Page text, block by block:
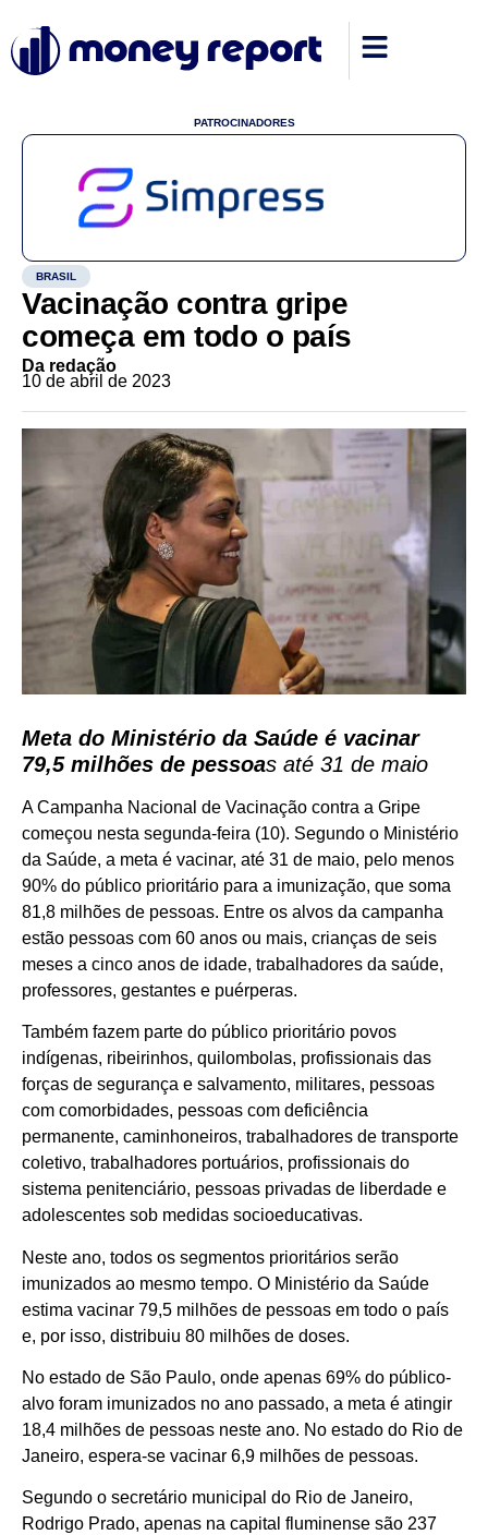
PATROCINADORES
BRASIL
Vacinação contra gripe
começa em todo o país
Da redação
10 de abril de 2023
Meta do Ministério da Saúde é vacinar
79,5 milhões de pessoas até 31 de maio
A Campanha Nacional de Vacinação contra a Gripe
começou nesta segunda-feira (10). Segundo o Ministério
da Saúde, a meta é vacinar, até 31 de maio, pelo menos
90% do público prioritário para a imunização, que soma
81,8 milhões de pessoas. Entre os alvos da campanha
estão pessoas com 60 anos ou mais, crianças de seis
meses a cinco anos de idade, trabalhadores da saúde,
professores, gestantes e puérperas.
Também fazem parte do público prioritário povos
indígenas, ribeirinhos, quilombolas, profissionais das
forças de segurança e salvamento, militares, pessoas
com comorbidades, pessoas com deficiência
permanente, caminhoneiros, trabalhadores de transporte
coletivo, trabalhadores portuários, profissionais do
sistema penitenciário, pessoas privadas de liberdade e
adolescentes sob medidas socioeducativas.
Neste ano, todos os segmentos prioritários serão
imunizados ao mesmo tempo. O Ministério da Saúde
estima vacinar 79,5 milhões de pessoas em todo o país
e, por isso, distribuiu 80 milhões de doses.
No estado de São Paulo, onde apenas 69% do público-
alvo foram imunizados no ano passado, a meta é atingir
18,4 milhões de pessoas neste ano. No estado do Rio de
Janeiro, espera-se vacinar 6,9 milhões de pessoas.
Segundo o secretário municipal do Rio de Janeiro,
Rodrigo Prado, apenas na capital fluminense são 237